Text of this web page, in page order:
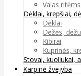
Valas ritėms
Dėklai, krepšiai,
Dėklai
Dėžės,
Kibirai
Kuprinės,
Stovai, kuoliukai,
Karpinė žvejyba